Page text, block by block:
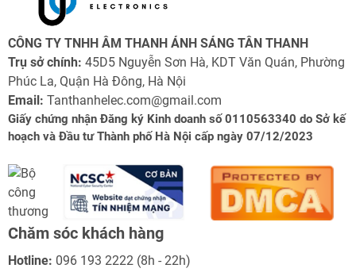
CÔNG TY TNHH ÂM THANH ÁNH SÁNG TÂN THANH
Trụ sở chính: 45D5 Nguyễn Sơn Hà, KDT Văn Quán, Phường
Phúc La, Quận Hà Đông, Hà Nội
Email: Tanthanhelec.com@gmail.com
Giấy chứng nhận Đăng ký Kinh doanh số 0110563340 do Sở kế
hoạch và Đầu tư Thành phố Hà Nội cấp ngày 07/12/2023
Chăm sóc khách hàng
Hotline: 096 193 2222 (8h - 22h)